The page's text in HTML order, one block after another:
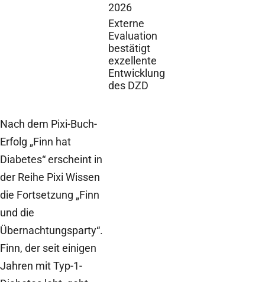
2026
Externe
Evaluation
bestätigt
exzellente
Entwicklung
des DZD
Nach dem Pixi-Buch-
Erfolg „Finn hat
Diabetes“ erscheint in
der Reihe Pixi Wissen
die Fortsetzung „Finn
und die
Übernachtungsparty“.
Finn, der seit einigen
Jahren mit Typ-1-